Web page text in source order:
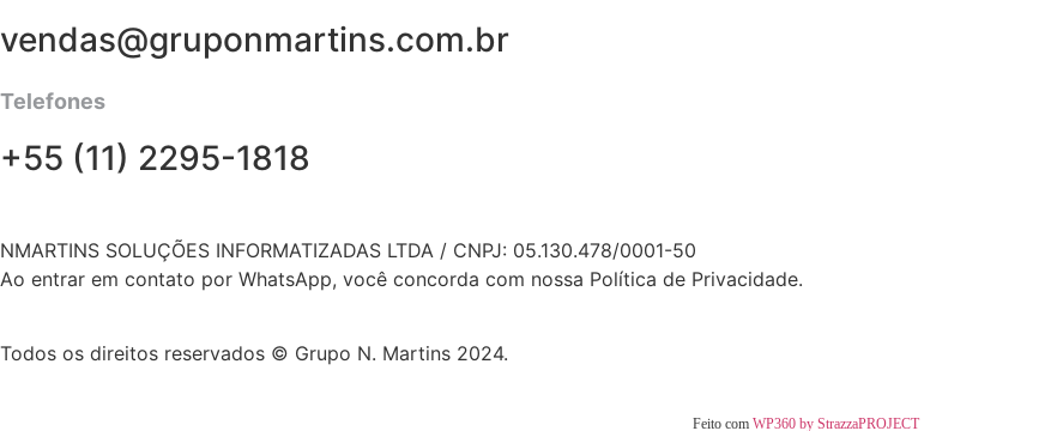
vendas@gruponmartins.com.br
Telefones
+55 (11) 2295-1818
NMARTINS SOLUÇÕES INFORMATIZADAS LTDA / CNPJ: 05.130.478/0001-50
Ao entrar em contato por WhatsApp, você concorda com nossa Política de Privacidade.
Todos os direitos reservados © Grupo N. Martins 2024.
Feito com WP360 by StrazzaPROJECT